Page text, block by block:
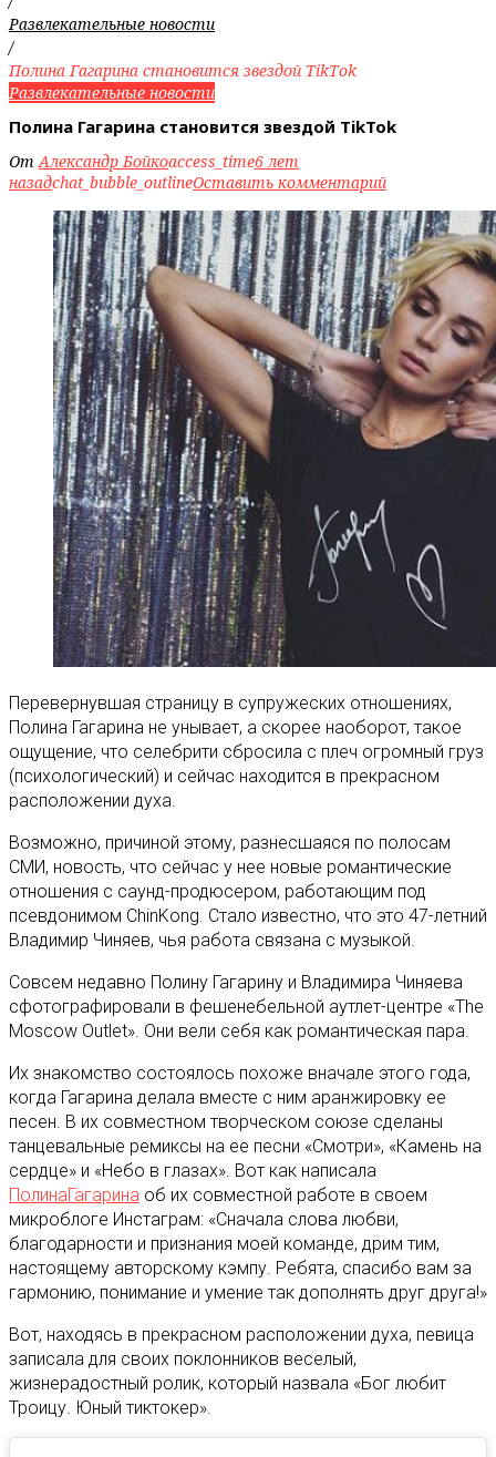
Развлекательные новости
/
Полина Гагарина становится звездой TikTok
Развлекательные новости
Полина Гагарина становится звездой TikTok
ОтАлександр Бойкоaccess_time6 лет
назадchat_bubble_outlineОставить комментарий
Перевернувшая страницу в супружеских отношениях,
Полина Гагарина не унывает, а скорее наоборот, такое
ощущение, что селебрити сбросила с плеч огромный груз
(психологический) и сейчас находится в прекрасном
расположении духа.
Возможно, причиной этому, разнесшаяся по полосам
СМИ, новость, что сейчас у нее новые романтические
отношения с саунд-продюсером, работающим под
псевдонимом ChinKong. Стало известно, что это 47-летний
Владимир Чиняев, чья работа связана с музыкой.
Совсем недавно Полину Гагарину и Владимира Чиняева
сфотографировали в фешенебельной аутлет-центре «The
Moscow Outlet». Они вели себя как романтическая пара.
Их знакомство состоялось похоже вначале этого года,
когда Гагарина делала вместе с ним аранжировку ее
песен. В их совместном творческом союзе сделаны
танцевальные ремиксы на ее песни «Смотри», «Камень на
сердце» и «Небо в глазах». Вот как написала
ПолинаГагарина об их совместной работе в своем
микроблоге Инстаграм: «Сначала слова любви,
благодарности и признания моей команде, дрим тим,
настоящему авторскому кэмпу. Ребята, спасибо вам за
гармонию, понимание и умение так дополнять друг друга!»
Вот, находясь в прекрасном расположении духа, певица
записала для своих поклонников веселый,
жизнерадостный ролик, который назвала «Бог любит
Троицу. Юный тиктокер».